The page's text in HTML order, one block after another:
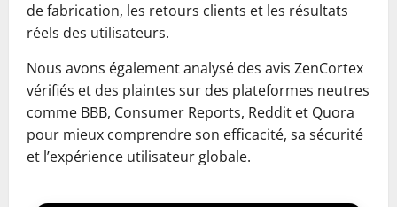
de fabrication, les retours clients et les résultats
réels des utilisateurs.
Nous avons également analysé des avis ZenCortex
vérifiés et des plaintes sur des plateformes neutres
comme BBB, Consumer Reports, Reddit et Quora
pour mieux comprendre son efficacité, sa sécurité
et l’expérience utilisateur globale.